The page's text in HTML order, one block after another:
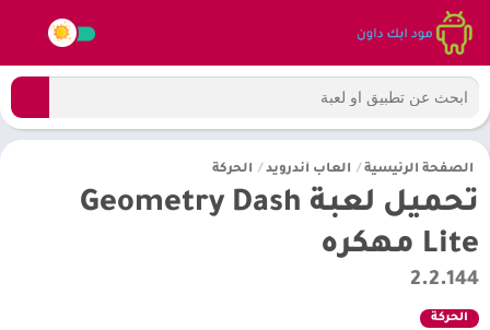
الصفحة الرئيسية / العاب أندرويد / الحركة
تحميل لعبة Geometry Dash
Lite مهكره
2.2.144
الحركة